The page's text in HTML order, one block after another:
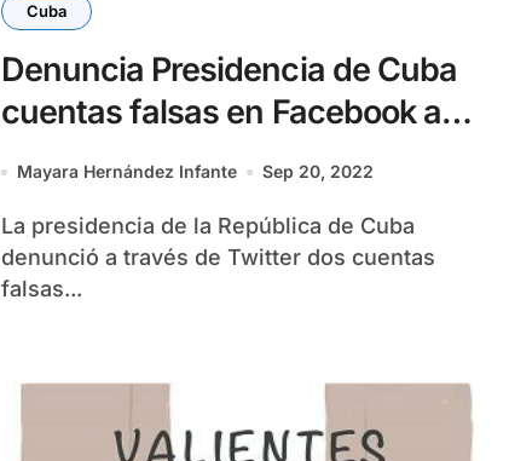
Cuba
Denuncia Presidencia de Cuba
cuentas falsas en Facebook a
nombre de Salvador Valdés
Mayara Hernández Infante Sep 20, 2022
La presidencia de la República de Cuba
denunció a través de Twitter dos cuentas
falsas...